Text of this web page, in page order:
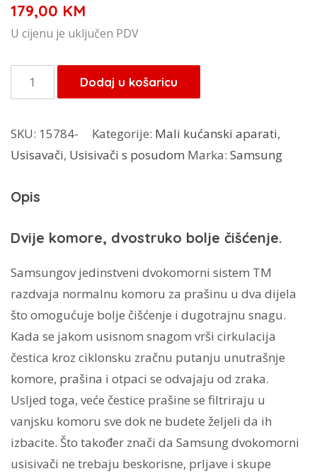
179,00 KM
U cijenu je uključen PDV
Samsung
usisivač
količina
Dodaj u košaricu
SKU: 15784- Kategorije: Mali kućanski aparati,
Usisavači, Usisivači s posudom Marka: Samsung
Opis
Dvije komore, dvostruko bolje čišćenje.
Samsungov jedinstveni dvokomorni sistem TM
razdvaja normalnu komoru za prašinu u dva dijela
što omogućuje bolje čišćenje i dugotrajnu snagu.
Kada se jakom usisnom snagom vrši cirkulacija
čestica kroz ciklonsku zračnu putanju unutrašnje
komore, prašina i otpaci se odvajaju od zraka.
Usljed toga, veće čestice prašine se filtriraju u
vanjsku komoru sve dok ne budete željeli da ih
izbacite. Što također znači da Samsung dvokomorni
usisivači ne trebaju beskorisne, prljave i skupe